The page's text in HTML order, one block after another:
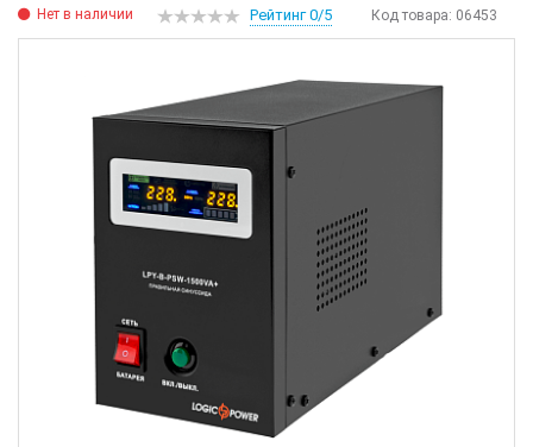
Нет в наличии Код товара: 06453
Рейтинг 0/5